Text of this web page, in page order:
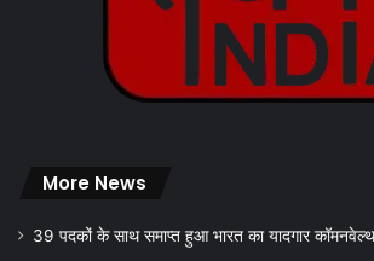
More News
39 पदकों के साथ समाप्त हुआ भारत का यादगार